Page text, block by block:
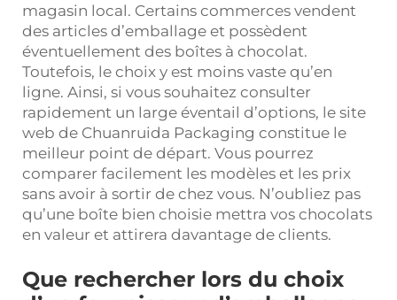
magasin local. Certains commerces vendent
des articles d’emballage et possèdent
éventuellement des boîtes à chocolat.
Toutefois, le choix y est moins vaste qu’en
ligne. Ainsi, si vous souhaitez consulter
rapidement un large éventail d’options, le site
web de Chuanruida Packaging constitue le
meilleur point de départ. Vous pourrez
comparer facilement les modèles et les prix
sans avoir à sortir de chez vous. N’oubliez pas
qu’une boîte bien choisie mettra vos chocolats
en valeur et attirera davantage de clients.
Que rechercher lors du choix